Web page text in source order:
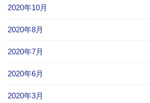
2020年10月
2020年8月
2020年7月
2020年6月
2020年3月